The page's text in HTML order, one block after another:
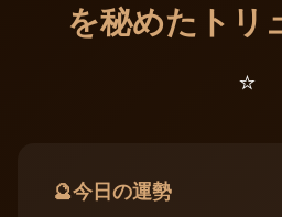
を秘めたトリ
⭐️
🔮今日の運勢